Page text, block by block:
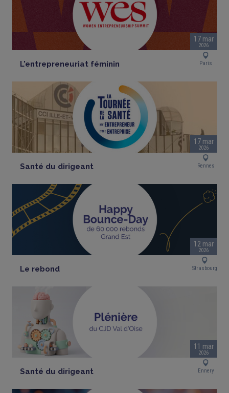
17 mar
2026
L'entrepreneuriat féminin Paris
17 mar
2026
Santé du dirigeant Rennes
12 mar
2026
Le rebond Strasbourg
11 mar
2026
Santé du dirigeant Ennery